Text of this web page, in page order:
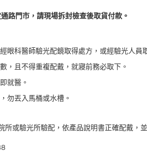
路門市，請現場拆封檢查後取貨付款。
眼科醫師驗光配鏡取得處方，或經驗光人員
，且不得重複配戴，就寢前務必取下。
就醫。
勿丟入馬桶或水槽。
所或驗光所驗配，依產品說明書正確配戴，